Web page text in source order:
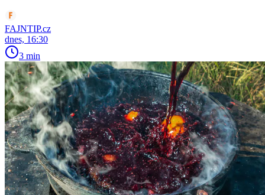
FAJNTIP.cz
dnes, 16:30
3 min